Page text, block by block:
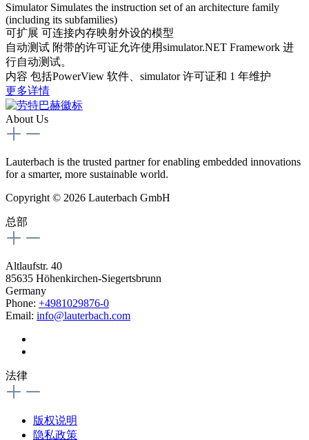
Simulator Simulates the instruction set of an architecture family
(including its subfamilies)
可扩展 可连接内存映射外设的模型
自动测试 附带的许可证允许使用simulator.NET Framework 进
行自动测试。
内容 包括PowerView 软件、simulator 许可证和 1 年维护
更多详情
About Us
Lauterbach is the trusted partner for enabling embedded innovations
for a smarter, more sustainable world.
Copyright © 2026 Lauterbach GmbH
总部
Altlaufstr. 40
85635 Höhenkirchen-Siegertsbrunn
Germany
Phone: +4981029876-0
Email: info@lauterbach.com
法律
版权说明
隐私政策